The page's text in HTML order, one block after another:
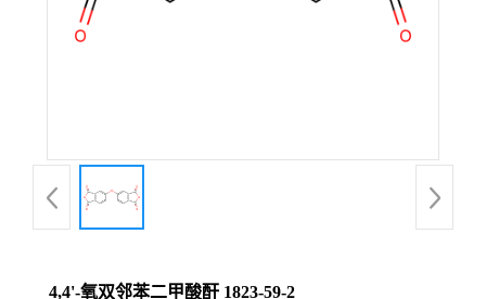
4,4'-氧双邻苯二甲酸酐 1823-59-2